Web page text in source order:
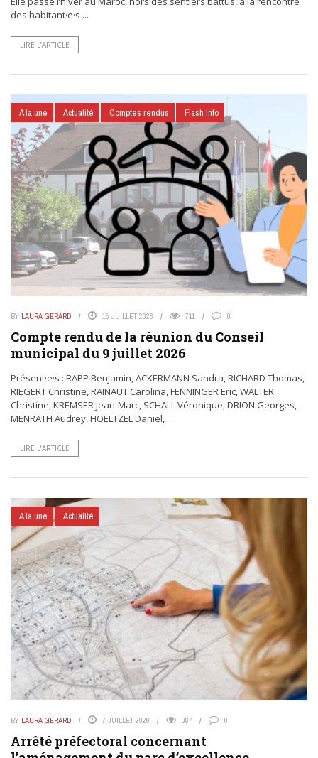
des habitant·e·s ...
LIRE L’ARTICLE
A la une Actualité Comptes rendus Flash Info
BY LAURA GERARD 15 JUILLET 2026 711 0
Compte rendu de la réunion du Conseil
municipal du 9 juillet 2026
Présent·e·s : RAPP Benjamin, ACKERMANN Sandra, RICHARD Thomas,
RIEGERT Christine, RAINAUT Carolina, FENNINGER Eric, WALTER
Christine, KREMSER Jean-Marc, SCHALL Véronique, DRION Georges,
MENRATH Audrey, HOELTZEL Daniel, ...
LIRE L’ARTICLE
A la une Actualité
BY LAURA GERARD 7 JUILLET 2026 387 0
Arrêté préfectoral concernant